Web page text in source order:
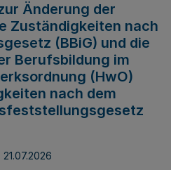
Änderung der
Zuständigkeiten nach
(BBiG) und die
Berufsbildung im
(HwO)
nach dem
21.07.2026